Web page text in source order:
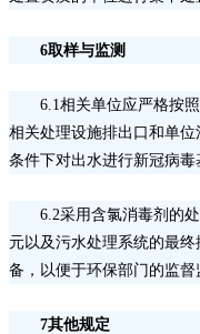
6取样与监测
6.1相关单位应严格按
相关处理设施排出口和单
条件下对出水进行新冠病毒
6.2采用含氯消毒剂的
元以及污水处理系统的最
备，以便于环保部门的监督
7其他规定